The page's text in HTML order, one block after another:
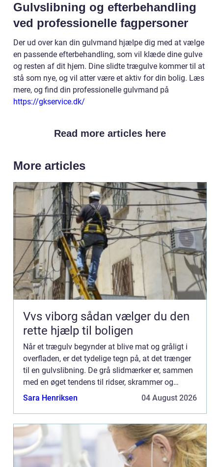
Gulvslibning og efterbehandling
ved professionelle fagpersoner
Der ud over kan din gulvmand hjælpe dig med at vælge
en passende efterbehandling, som vil klæde dine gulve
og resten af dit hjem. Dine slidte trægulve kommer til at
stå som nye, og vil atter være et aktiv for din bolig. Læs
mere, og find din professionelle gulvmand på
https://gkservice.dk/
Read more articles here
More articles
Vvs viborg sådan vælger du den
rette hjælp til boligen
Når et trægulv begynder at blive mat og gråligt i
overfladen, er det tydelige tegn på, at det trænger
til en gulvslibning. De grå slidmærker er, sammen
med en øget tendens til ridser, skrammer og
splin...
Sara Henriksen 04 August 2026